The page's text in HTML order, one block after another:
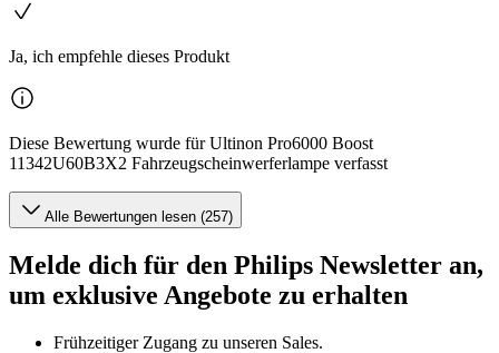
Ja, ich empfehle dieses Produkt
Diese Bewertung wurde für Ultinon Pro6000 Boost
11342U60B3X2 Fahrzeugscheinwerferlampe verfasst
Alle Bewertungen lesen (257)
Melde dich für den Philips Newsletter an,
um exklusive Angebote zu erhalten
Frühzeitiger Zugang zu unseren Sales.